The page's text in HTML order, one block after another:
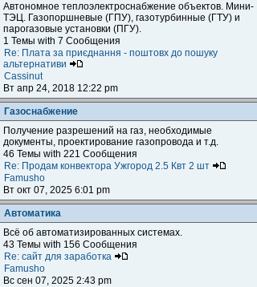
Автономное теплоэлектроснабжение объектов. Мини-
ТЭЦ. Газопоршневые (ГПУ), газотурбинные (ГТУ) и
парогазовые установки (ПГУ).
1 Темы with 7 Сообщения
Re: Плата за приєднання - поштовх до пошуку
альтернативи
Cassinut
Вт апр 24, 2018 12:22 pm
Газоснабжение
Получение разрешений на газ, необходимые
документы, проектирование газопровода и т.д.
46 Темы with 221 Сообщения
Re: Продам конвектора Ужгород 2.5 Квт 2 шт
Famusho
Вт окт 07, 2025 6:01 pm
Автоматика
Всё об автоматизированных системах.
43 Темы with 156 Сообщения
Re: сайт для заработка
Famusho
Вс сен 07, 2025 2:43 pm